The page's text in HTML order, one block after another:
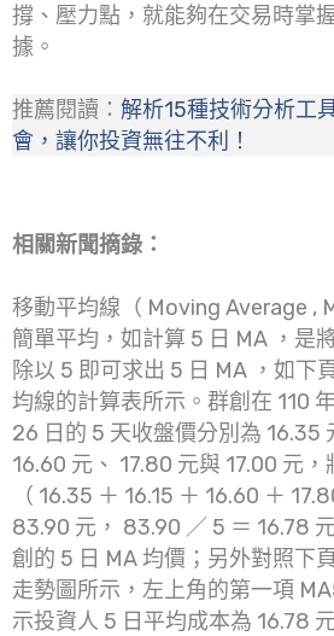
撐、壓力點，就能夠在交易時掌
據。
推薦閱讀： 解析15種技術分析工
會，讓你投資無往不利！
相關新聞摘錄：
移動平均線（ Moving Average ,
簡單平均，如計算 5 日 MA ，是
除以 5 即可求出 5 日 MA ，如下
均線的計算表所示。群創在 110
26 日的 5 天收盤價分別為 16.35
16.60 元、 17.80 元與 17.00 元
（ 16.35 ＋ 16.15 ＋ 16.60 ＋
83.90 元， 83.90 ／ 5 ＝ 16.78
創的 5 日 MA 均價；另外對照下
走勢圖所示，左上角的第一項
示投資人 5 日平均成本為 16.78